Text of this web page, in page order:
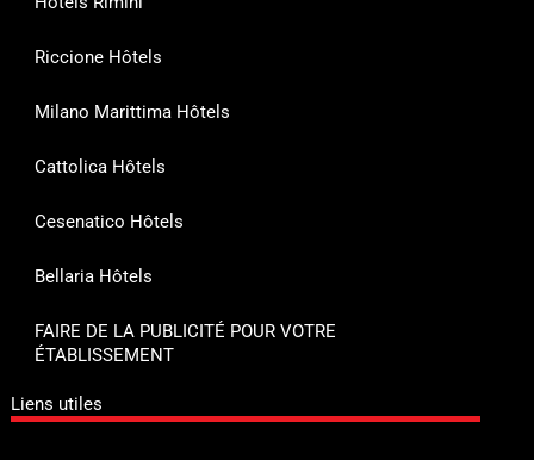
Riccione Hôtels
Milano Marittima Hôtels
Cattolica Hôtels
Cesenatico Hôtels
Bellaria Hôtels
FAIRE DE LA PUBLICITÉ POUR VOTRE
ÉTABLISSEMENT
Liens utiles